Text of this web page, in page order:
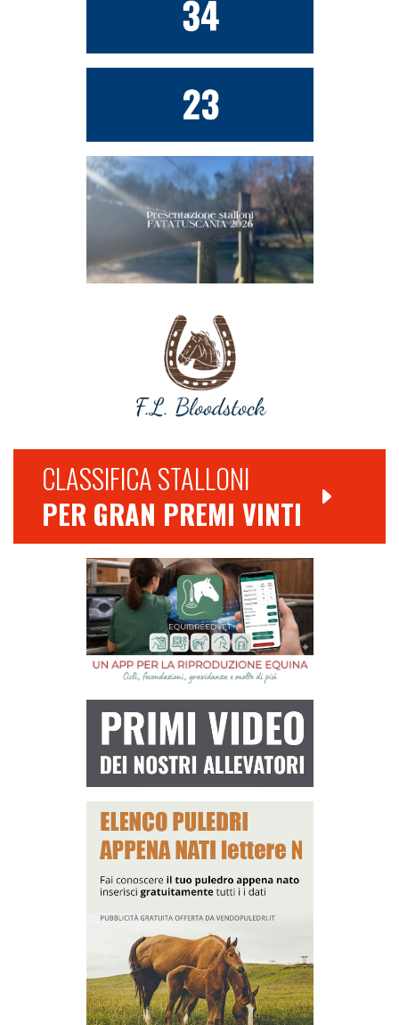
CLASSIFICA STALLONI
PER GRAN PREMI VINTI